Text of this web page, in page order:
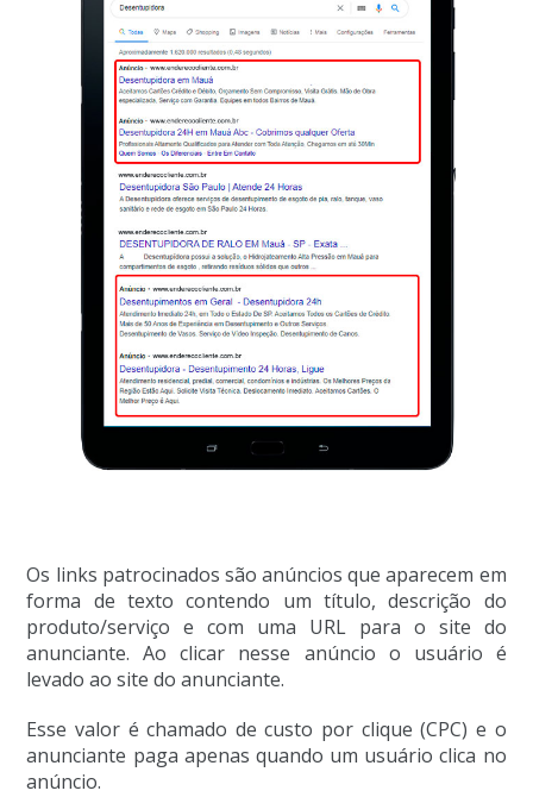
Os links patrocinados são anúncios que aparecem em
forma de texto contendo um título, descrição do
produto/serviço e com uma URL para o site do
anunciante. Ao clicar nesse anúncio o usuário é
levado ao site do anunciante.
Esse valor é chamado de custo por clique (CPC) e o
anunciante paga apenas quando um usuário clica no
anúncio.